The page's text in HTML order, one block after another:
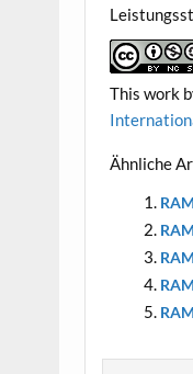
This work
Ähn­li­che